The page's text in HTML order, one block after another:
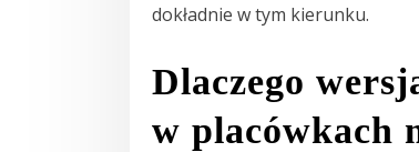
dokładnie w tym kierunku.
Dlaczego
w placówkach